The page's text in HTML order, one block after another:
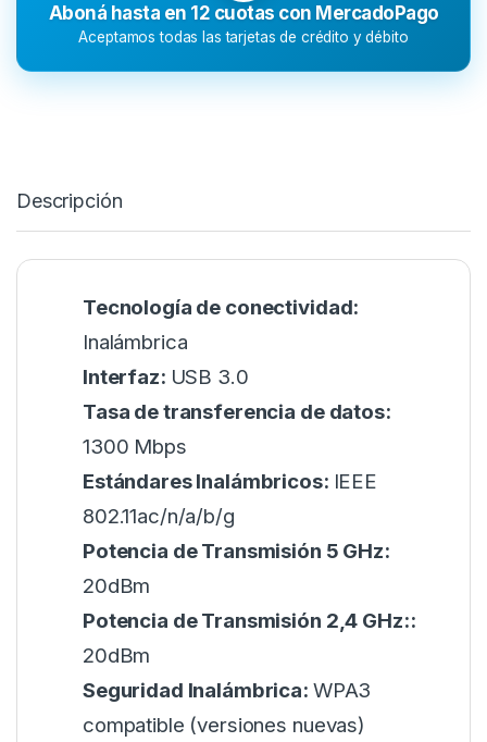
Aboná hasta en 12 cuotas con MercadoPago
Aceptamos todas las tarjetas de crédito y débito
Descripción
Tecnología de conectividad:
Inalámbrica
Interfaz: USB 3.0
Tasa de transferencia de datos:
1300 Mbps
Estándares Inalámbricos: IEEE
802.11ac/n/a/b/g
Potencia de Transmisión 5 GHz:
20dBm
Potencia de Transmisión 2,4 GHz::
20dBm
Seguridad Inalámbrica: WPA3
compatible (versiones nuevas)